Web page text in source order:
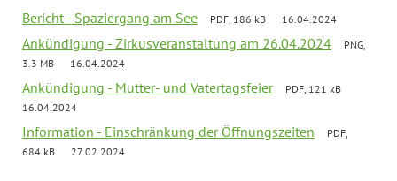
Bericht - Spaziergang am See PDF, 186 kB 16.04.2024
Ankündigung - Zirkusveranstaltung am 26.04.2024
PNG,
3.3 MB
16.04.2024
Ankündigung - Mutter- und Vatertagsfeier
PDF, 121 kB
16.04.2024
Information - Einschränkung der Öffnungszeiten
PDF,
684 kB
27.02.2024